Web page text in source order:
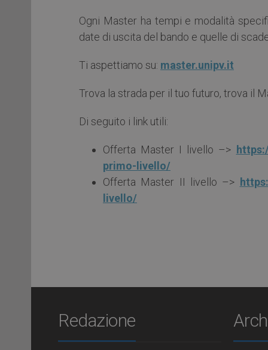
Ogni Master ha tempi e modalità
date di uscita del bando e quelle di
Ti aspettiamo su: master.unipv.it
Trova la strada per il tuo futuro, trova il
Di seguito i link utili:
Offerta Master I livello –>
primo-livello/
Offerta Master II livello –>
livello/
Redazione